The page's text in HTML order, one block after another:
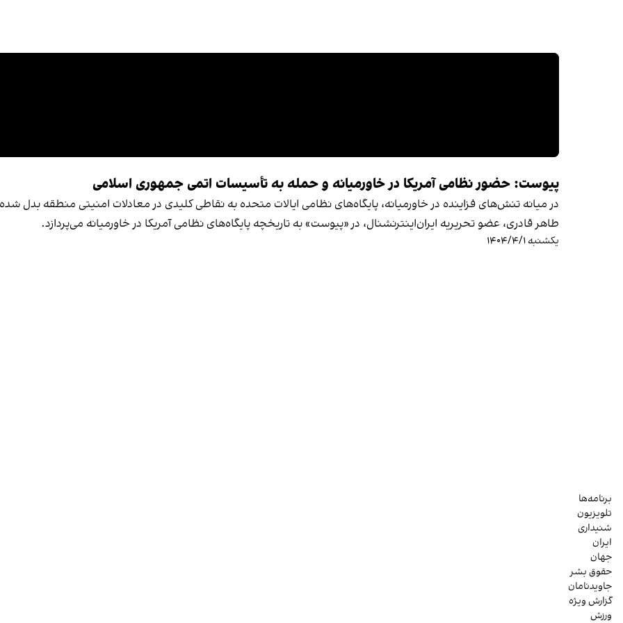
پیوست: حضور نظامی آمریکا در خاورمیانه و حمله به تأسیسات اتمی جمهوری اسلامی
در میانه تنش‌های فزاینده در خاورمیانه، پایگاه‌های نظامی ایالات متحده به نقاطی کلیدی در معادلات امنیتی منطقه بدل
طاهر قادری، عضو تحریریه ایران‌اینترنشنال، در «پیوست» به تاریخچه پایگاه‌های نظامی آمریکا در خاورمیانه می‌پردازد.
یکشنبه ۱۴۰۴/۴/۱
برنامه‌ها
تلویزیون
شنیداری
ایران
جهان
حقوق بشر
جاویدنامان
گزارش ویژه
ورزش